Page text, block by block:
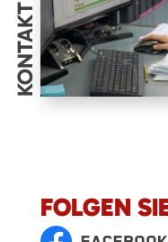
KONTAKT
FOLGEN